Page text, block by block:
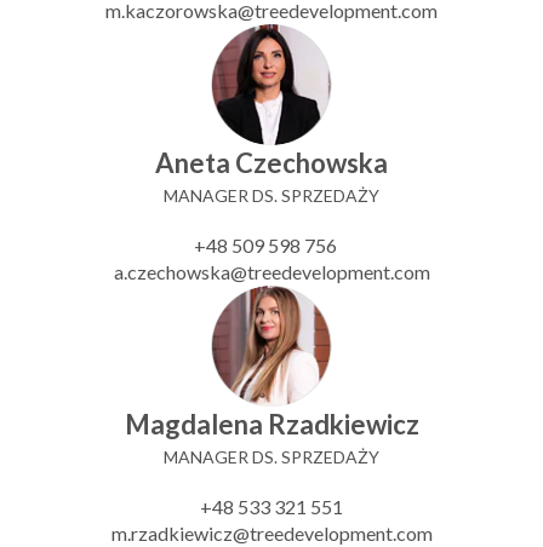
m.kaczorowska@treedevelopment.com
Aneta Czechowska
MANAGER DS. SPRZEDAŻY
+48 509 598 756
a.czechowska@treedevelopment.com
Magdalena Rzadkiewicz
MANAGER DS. SPRZEDAŻY
+48 533 321 551
m.rzadkiewicz@treedevelopment.com